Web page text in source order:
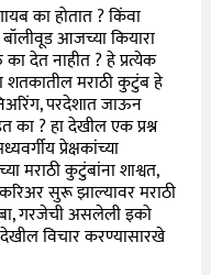
का होतात ? किंवा
आजच्या कियारा
देत नाहीत ? हे प्रत्येक
शतकातील मराठी कुटुंब हे
परदेशात जाऊन
का ? हा देखील एक प्रश्न
प्रेक्षकांच्या
मराठी कुटुंबांना शाश्वत,
करिअर सुरू झाल्यावर मराठी
गरजेची असलेली इको
विचार करण्यासारखे